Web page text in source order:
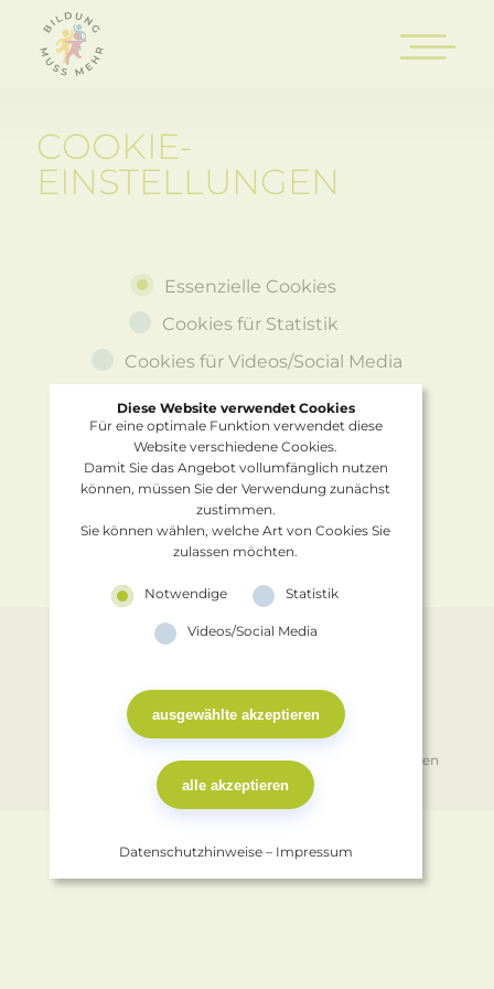
COOKIE-
EINSTELLUNGEN
Essenzielle Cookies
Cookies für Statistik
Cookies für Videos/Social Media
KONTAKT
IMPRESSUM
DATENSCHUTZ
COOKIES
Deutsche Kinderhilfe e.V.· alle Rechte vorbehalten
Diese Website verwendet Cookies
Für eine optimale Funktion verwendet diese
Website verschiedene Cookies.
Damit Sie das Angebot vollumfänglich nutzen
können, müssen Sie der Verwendung zunächst
zustimmen.
Sie können wählen, welche Art von Cookies Sie
zulassen möchten.
Notwendige Statistik
Videos/Social Media
Datenschutzhinweise– Impressum